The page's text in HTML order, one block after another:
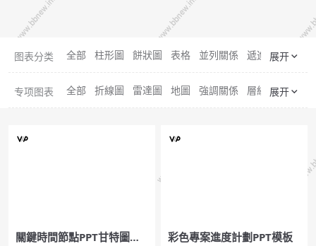
图表分类 全部 柱形圖 餅狀圖 表格 並列關係 遞進關係 擴
展开
专项图表 全部 折線圖 雷達圖 地圖 強調關係 層級關係 聚
展开
關鍵時間節點PPT甘特圖模
彩色專案進度計劃PPT模板